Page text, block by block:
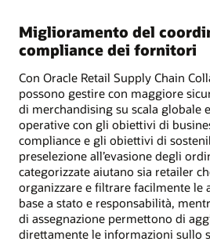
Miglioramento del
compliance dei fornitori
Con Oracle Retail Supply Chain
possono gestire con maggiore
di merchandising su scala globale
operative con gli obiettivi di
compliance e gli obiettivi di
preselezione all’evasione degli
categorizzate aiutano sia retailer
organizzare e filtrare facilmente le
base a stato e responsabilità,
di assegnazione permettono di
direttamente le informazioni sullo